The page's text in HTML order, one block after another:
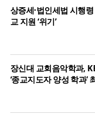
상증세·법인세법 시행
교 지원 ‘위기’
장신대 교회음악학과,
‘종교지도자 양성 학과’